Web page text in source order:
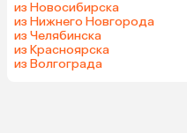
из Новосибирска
из Нижнего Новгорода
из Челябинска
из Красноярска
из Волгограда